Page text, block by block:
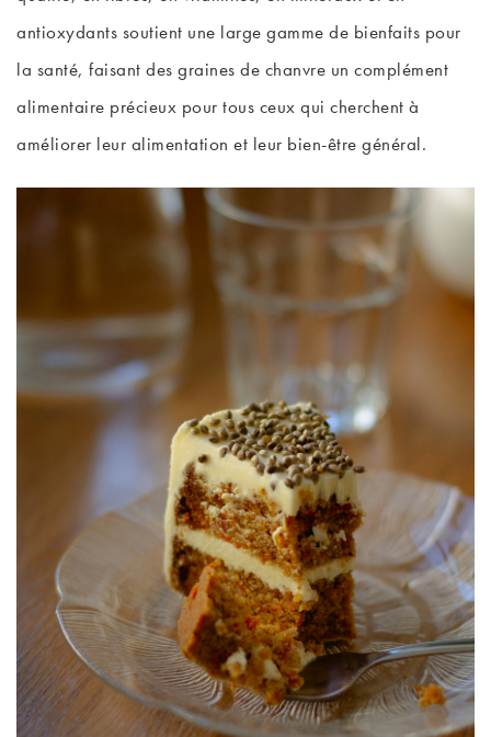
antioxydants soutient une large gamme de bienfaits pour
la santé, faisant des graines de chanvre un complément
alimentaire précieux pour tous ceux qui cherchent à
améliorer leur alimentation et leur bien-être général.